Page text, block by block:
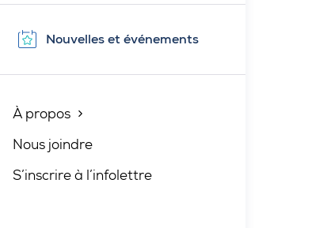
Nouvelles et événements
À propos
Fermé
Nous joindre
S’inscrire à l’infolettre